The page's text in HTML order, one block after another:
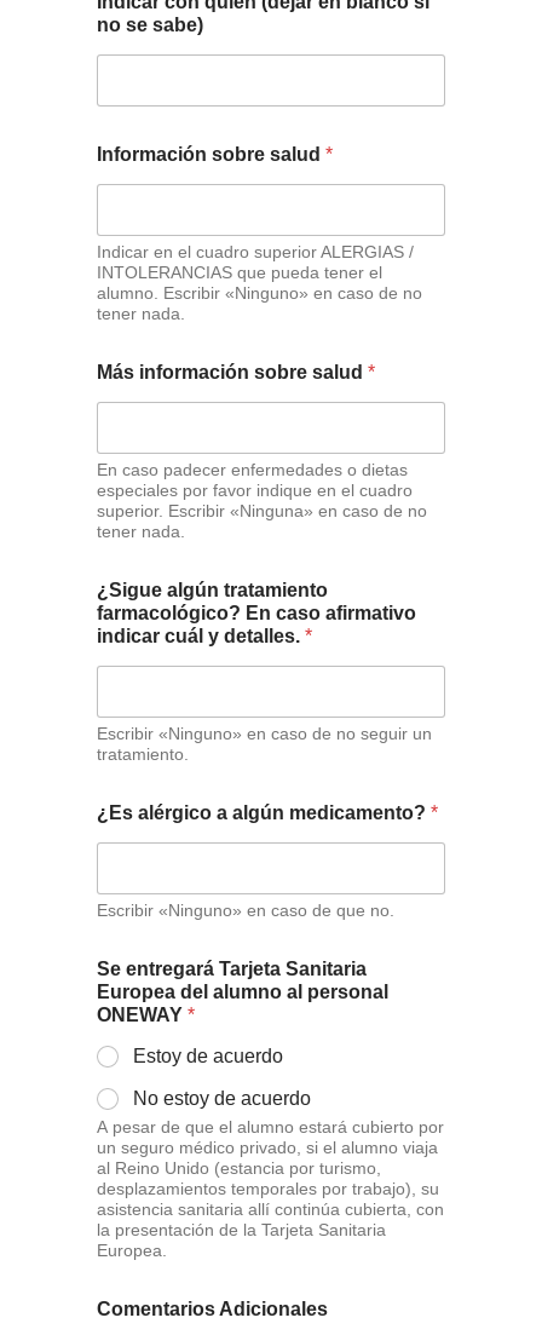
no se sabe)
Información sobre salud *
Indicar en el cuadro superior ALERGIAS /
INTOLERANCIAS que pueda tener el
alumno. Escribir «Ninguno» en caso de no
tener nada.
Más información sobre salud *
En caso padecer enfermedades o dietas
especiales por favor indique en el cuadro
superior. Escribir «Ninguna» en caso de no
tener nada.
¿Sigue algún tratamiento
farmacológico? En caso afirmativo
indicar cuál y detalles. *
Escribir «Ninguno» en caso de no seguir un
tratamiento.
¿Es alérgico a algún medicamento? *
Escribir «Ninguno» en caso de que no.
Se entregará Tarjeta Sanitaria
Europea del alumno al personal
ONEWAY *
Estoy de acuerdo
No estoy de acuerdo
A pesar de que el alumno estará cubierto por
un seguro médico privado, si el alumno viaja
al Reino Unido (estancia por turismo,
desplazamientos temporales por trabajo), su
asistencia sanitaria allí continúa cubierta, con
la presentación de la Tarjeta Sanitaria
Europea.
Comentarios Adicionales